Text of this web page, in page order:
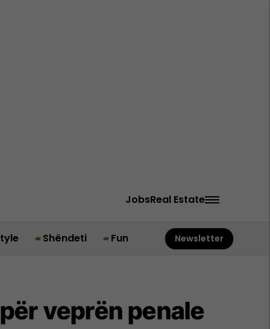
JobsReal Estate
Shëndeti Fun Newsletter
veprën penale